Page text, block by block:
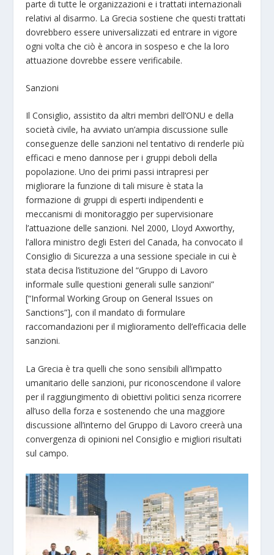
parte di tutte le organizzazioni e i trattati internazionali
relativi al disarmo. La Grecia sostiene che questi trattati
dovrebbero essere universalizzati ed entrare in vigore
ogni volta che ciò è ancora in sospeso e che la loro
attuazione dovrebbe essere verificabile.
Sanzioni
Il Consiglio, assistito da altri membri dell’ONU e della
società civile, ha avviato un’ampia discussione sulle
conseguenze delle sanzioni nel tentativo di renderle più
efficaci e meno dannose per i gruppi deboli della
popolazione. Uno dei primi passi intrapresi per
migliorare la funzione di tali misure è stata la
formazione di gruppi di esperti indipendenti e
meccanismi di monitoraggio per supervisionare
l’attuazione delle sanzioni. Nel 2000, Lloyd Axworthy,
l’allora ministro degli Esteri del Canada, ha convocato il
Consiglio di Sicurezza a una sessione speciale in cui è
stata decisa l’istituzione del “Gruppo di Lavoro
informale sulle questioni generali sulle sanzioni”
[“Informal Working Group on General Issues on
Sanctions”], con il mandato di formulare
raccomandazioni per il miglioramento dell’efficacia delle
sanzioni.
La Grecia è tra quelli che sono sensibili all’impatto
umanitario delle sanzioni, pur riconoscendone il valore
per il raggiungimento di obiettivi politici senza ricorrere
all’uso della forza e sostenendo che una maggiore
discussione all’interno del Gruppo di Lavoro creerà una
convergenza di opinioni nel Consiglio e migliori risultati
sul campo.